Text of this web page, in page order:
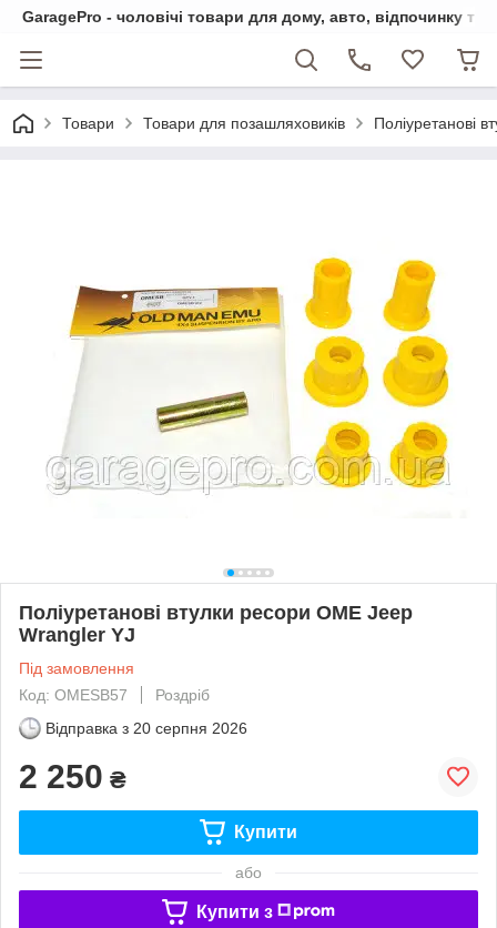
GaragePro - чоловічі товари для дому, авто, відпочинку та
Товари Товари для позашляховиків Поліуретанові
Поліуретанові втулки ресори OME Jeep
Wrangler YJ
Під замовлення
Код: OMESB57
Роздріб
Відправка з 20 серпня 2026
2 250 ₴
Купити
або
Купити з